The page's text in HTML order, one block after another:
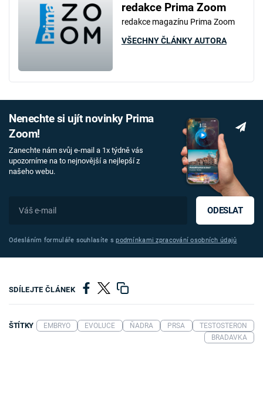
redakce Prima Zoom
redakce magazínu Prima Zoom
VŠECHNY ČLÁNKY AUTORA
Nenechte si ujít novinky Prima
Zoom!
Zanechte nám svůj e-mail a 1x týdně vás
upozorníme na to nejnovější a nejlepší z
našeho webu.
ODESLAT
Odesláním formuláře souhlasíte spodmínkami zpracování osobních údajů
SDÍLEJTE ČLÁNEK
ŠTÍTKY EMBRYO EVOLUCE ŇADRA PRSA
TESTOSTERON
BRADAVKA